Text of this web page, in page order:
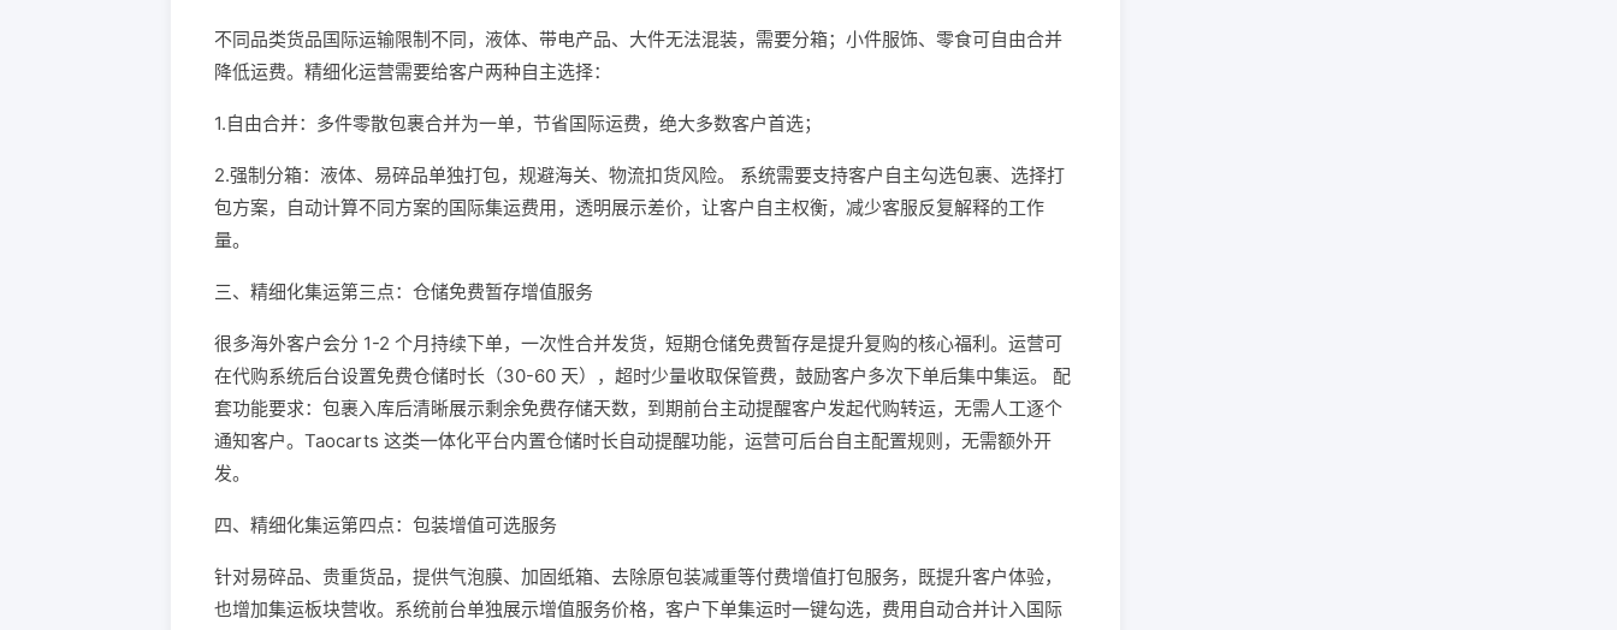
不同品类货品国际运输限制不同，液体、带电产品、大件无法混装，需要分箱；小件服饰、零食可自由合并
降低运费。精细化运营需要给客户两种自主选择：
1.自由合并：多件零散包裹合并为一单，节省国际运费，绝大多数客户首选；
2.强制分箱：液体、易碎品单独打包，规避海关、物流扣货风险。 系统需要支持客户自主勾选包裹、选择打
包方案，自动计算不同方案的国际集运费用，透明展示差价，让客户自主权衡，减少客服反复解释的工作
量。
三、精细化集运第三点：仓储免费暂存增值服务
很多海外客户会分 1-2 个月持续下单，一次性合并发货，短期仓储免费暂存是提升复购的核心福利。运营可
在代购系统后台设置免费仓储时长（30-60 天），超时少量收取保管费，鼓励客户多次下单后集中集运。 配
套功能要求：包裹入库后清晰展示剩余免费存储天数，到期前台主动提醒客户发起代购转运，无需人工逐个
通知客户。Taocarts 这类一体化平台内置仓储时长自动提醒功能，运营可后台自主配置规则，无需额外开
发。
四、精细化集运第四点：包装增值可选服务
针对易碎品、贵重货品，提供气泡膜、加固纸箱、去除原包装减重等付费增值打包服务，既提升客户体验，
也增加集运板块营收。系统前台单独展示增值服务价格，客户下单集运时一键勾选，费用自动合并计入国际